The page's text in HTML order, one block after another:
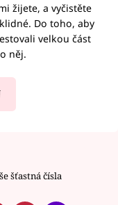
žijete, a vyčistěte
Do toho, aby
velkou část
něj.
šťastná čísla